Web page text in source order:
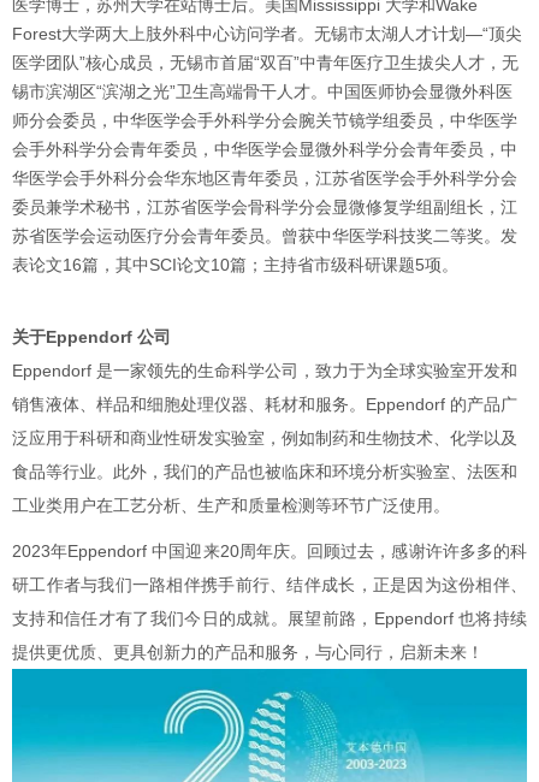
医学博士，苏州大学在站博士后。美国Mississippi 大学和Wake
Forest大学两大上肢外科中心访问学者。无锡市太湖人才计划—“顶尖
医学团队”核心成员，无锡市首届“双百”中青年医疗卫生拔尖人才，无
锡市滨湖区“滨湖之光”卫生高端骨干人才。中国医师协会显微外科医
师分会委员，中华医学会手外科学分会腕关节镜学组委员，中华医学
会手外科学分会青年委员，中华医学会显微外科学分会青年委员，中
华医学会手外科分会华东地区青年委员，江苏省医学会手外科学分会
委员兼学术秘书，江苏省医学会骨科学分会显微修复学组副组长，江
苏省医学会运动医疗分会青年委员。曾获中华医学科技奖二等奖。发
表论文16篇，其中SCI论文10篇；主持省市级科研课题5项。
关于Eppendorf 公司
Eppendorf 是一家领先的生命科学公司，致力于为全球实验室开发和
销售液体、样品和细胞处理仪器、耗材和服务。Eppendorf 的产品广
泛应用于科研和商业性研发实验室，例如制药和生物技术、化学以及
食品等行业。此外，我们的产品也被临床和环境分析实验室、法医和
工业类用户在工艺分析、生产和质量检测等环节广泛使用。
2023年Eppendorf 中国迎来20周年庆。回顾过去，感谢许许多多的科
研工作者与我们一路相伴携手前行、结伴成长，正是因为这份相伴、
支持和信任才有了我们今日的成就。展望前路，Eppendorf 也将持续
提供更优质、更具创新力的产品和服务，与心同行，启新未来！